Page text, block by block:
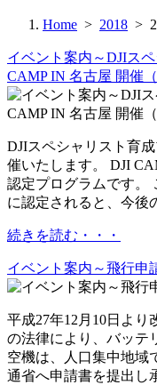
Home > 2018 > 2
イベント案内～DJIス
CAMP IN 名古屋 開催（
DJIスペシャリスト育
催いたします。 DJI
認定プログラムです。
に認定されると、今
続きを読む・・・
イベント案内～飛行申
平成27年12月10日より
の法律により、バッテ
空機は、人口集中地域
通省へ申請書を提出し